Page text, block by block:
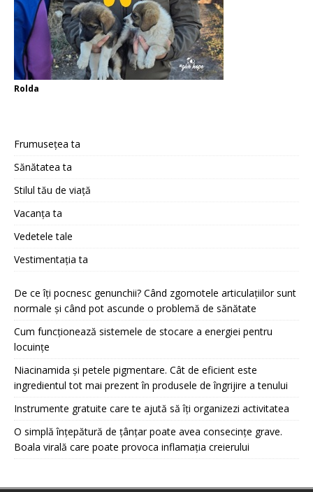
Rolda
Frumusețea ta
Sănătatea ta
Stilul tău de viață
Vacanța ta
Vedetele tale
Vestimentația ta
De ce îți pocnesc genunchii? Când zgomotele articulațiilor sunt
normale și când pot ascunde o problemă de sănătate
Cum funcționează sistemele de stocare a energiei pentru
locuințe
Niacinamida și petele pigmentare. Cât de eficient este
ingredientul tot mai prezent în produsele de îngrijire a tenului
Instrumente gratuite care te ajută să îți organizezi activitatea
O simplă înțepătură de țânțar poate avea consecințe grave.
Boala virală care poate provoca inflamația creierului